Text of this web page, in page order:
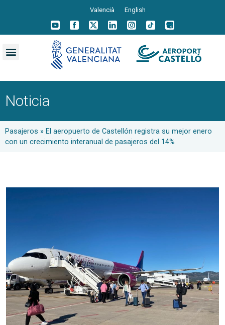
Valencià English
Noticia
Pasajeros » El aeropuerto de Castellón registra su mejor enero
con un crecimiento interanual de pasajeros del 14%